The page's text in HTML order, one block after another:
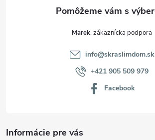
Informácie pre vás
Marek
info@skraslimdom.sk
+421 905 509 979
Facebook